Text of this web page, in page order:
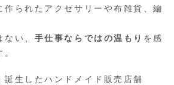
作られたアクセサリーや布雑貨、編
い、 手仕事ならではの温もり を感
誕生したハンドメイド販売店舗